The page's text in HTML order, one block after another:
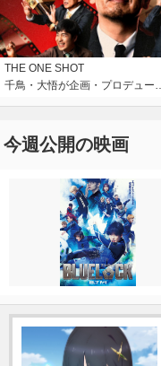
THE ONE SHOT
千鳥・大悟が企画・プロデュー…
今週公開の映画